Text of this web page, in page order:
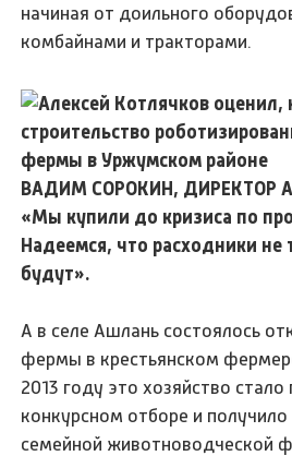
начиная от доильного
комбайнами и тракторами.
ВАДИМ СОРОКИН, ДИРЕКТОР
«Мы купили до кризиса по
Надеемся, что расходники не
будут».
А в селе Ашлань состоялось
фермы в крестьянском
2013 году это хозяйство
конкурсном отборе и получило
семейной животноводческой